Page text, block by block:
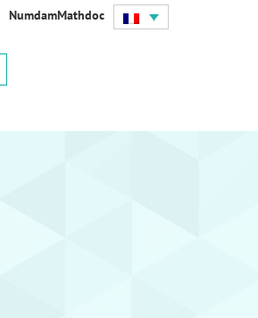
NumdamMathdoc